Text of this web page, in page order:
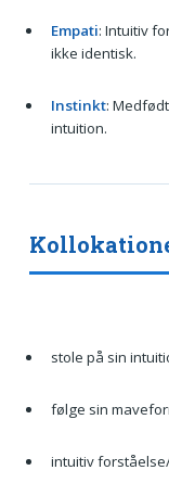
Empati: Intuitiv
ikke identisk.
Instinkt:
intuition.
stole på sin
følge sin
intuitiv